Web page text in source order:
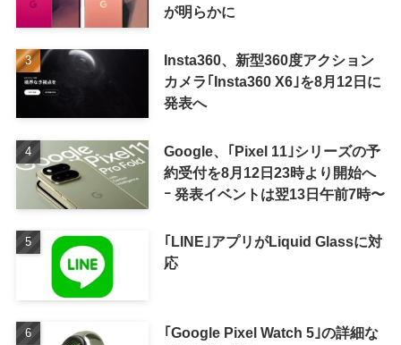
が明らかに
Insta360、新型360度アクション
カメラ｢Insta360 X6｣を8月12日に
発表へ
Google、｢Pixel 11｣シリーズの予
約受付を8月12日23時より開始へ
ｰ 発表イベントは翌13日午前7時〜
｢LINE｣アプリがLiquid Glassに対
応
｢Google Pixel Watch 5｣の詳細な